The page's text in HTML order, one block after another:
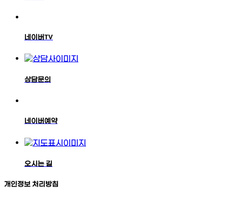
네이버TV
상담문의
네이버예약
오시는 길
개인정보 처리방침